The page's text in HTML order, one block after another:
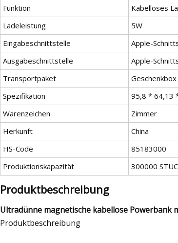
Funktion
Kabelloses
Ladeleistung
5W
Eingabeschnittstelle
Apple-
Ausgabeschnittstelle
Apple-
Transportpaket
Geschenkbox
Spezifikation
95,8 * 64,13
Warenzeichen
Zimmer
Herkunft
China
HS-Code
85183000
Produktionskapazität
300000
Produktbeschreibung
Ultradünne magnetische kabellose Powerbank
Produktbeschreibung